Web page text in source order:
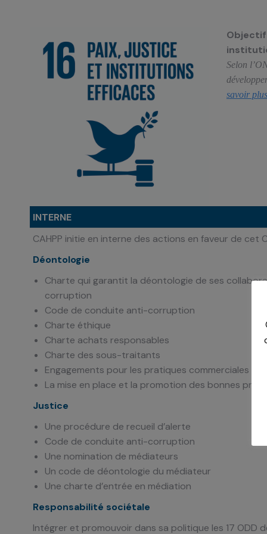
Objectif
Selon
savoir plus
INTERNE
CAHPP initie en interne des actions en faveur de cet
Déontologie
Charte qui garantit la déontologie de ses
corruption
Code de conduite anti-corruption
Charte éthique
Charte achats responsables
Charte des sous-traitants
Engagements pour les pratiques commerciales
La mise en place et la promotion des bonnes
Justice
Une procédure de recueil d’alerte
Code de conduite anti-corruption
Une nomination de médiateurs
Un code de déontologie du médiateur
Une charte d’entrée en médiation
Responsabilité sociétale
Intégrer et promouvoir dans sa politique les 17 ODD